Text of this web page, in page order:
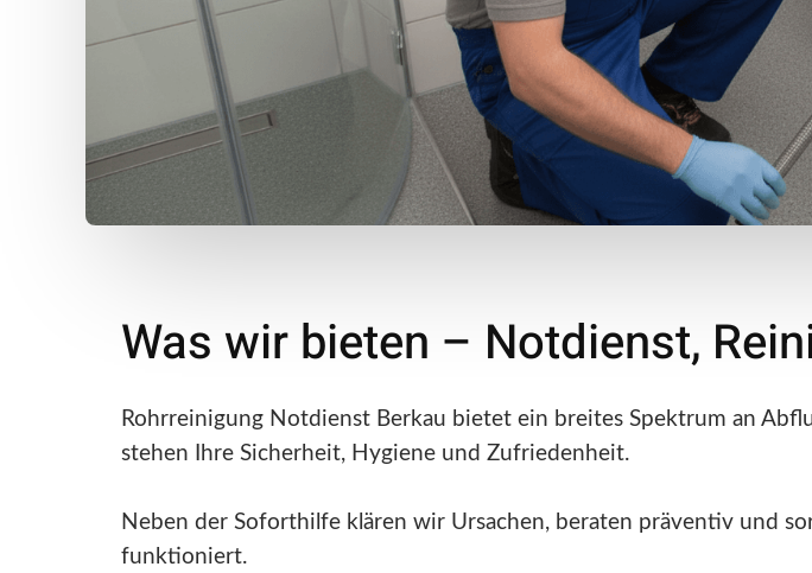
Was wir bieten – Notdienst,
Rohrreinigung Notdienst Berkau bietet ein breites Spektrum an
stehen Ihre Sicherheit, Hygiene und Zufriedenheit.
Neben der Soforthilfe klären wir Ursachen, beraten präventiv und
funktioniert.